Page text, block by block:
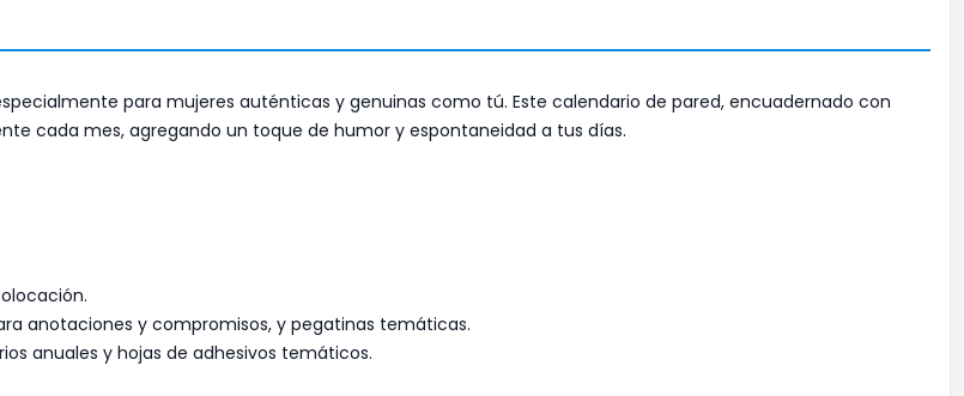
para mujeres auténticas y genuinas como tú. Este calendario de pared, encuadernado con
cada mes, agregando un toque de humor y espontaneidad a tus días.
anotaciones y compromisos, y pegatinas temáticas.
anuales y hojas de adhesivos temáticos.